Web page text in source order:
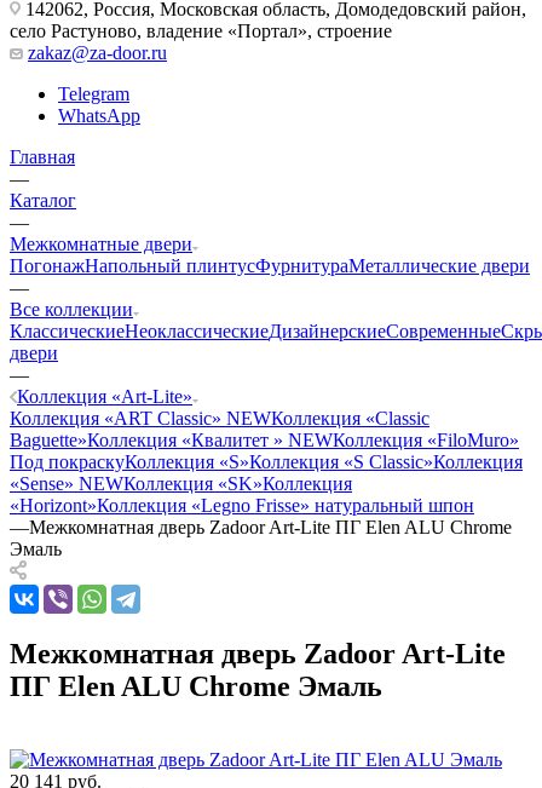
142062, Россия, Московская область, Домодедовский район,
село Растуново, владение «Портал», строение
zakaz@za-door.ru
Telegram
WhatsApp
Главная
—
Каталог
—
Межкомнатные двери
ПогонажНапольный плинтусФурнитураМеталлические двери
—
Все коллекции
КлассическиеНеоклассическиеДизайнерскиеСовременные
двери
—
Коллекция «Art-Lite»
Коллекция «ART Classic» NEWКоллекция «Classic
Baguette»Коллекция «Квалитет » NEWКоллекция «FiloMuro»
Под покраскуКоллекция «S»Коллекция «S Classic»Коллекция
«Sense» NEWКоллекция «SK»Коллекция
«Horizont»Коллекция «Legno Frisse» натуральный шпон
—Межкомнатная дверь Zadoor Art-Lite ПГ Elen ALU Chrome
Эмаль
Межкомнатная дверь Zadoor Art-Lite
ПГ Elen ALU Chrome Эмаль
20 141 руб.